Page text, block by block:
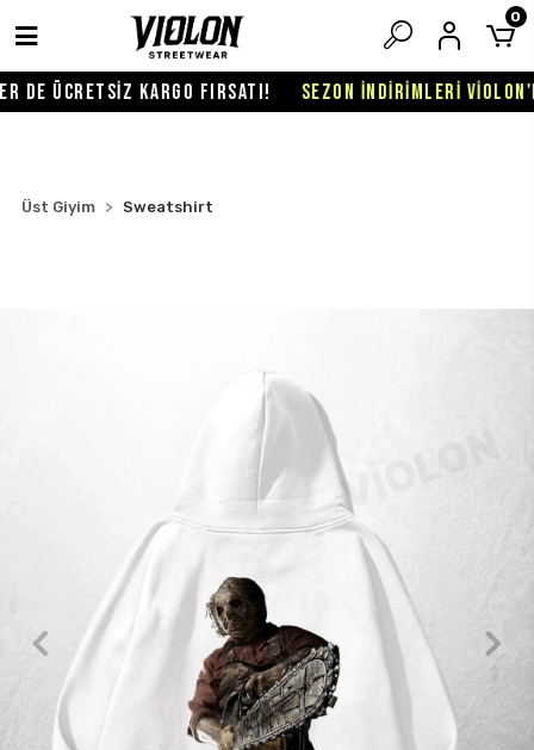
ÜCRETSİZ KARGO FIRSATI! SEZON İNDİRİMLERİ
0
Üst Giyim Sweatshirt